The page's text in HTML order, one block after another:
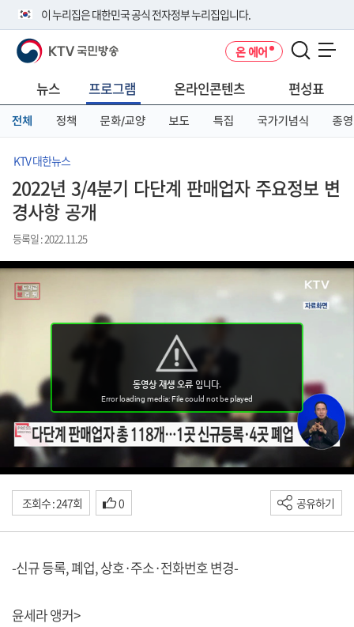
이 누리집은 대한민국 공식 전자정부 누리집입니다.
공식 누리집 주소 확인하기
니다.
이밖에 or.kr 또는 .kr등 다른 도메인 주소를 사용하고 있다면 아래 URL에
서 도메인 주소를 확인해 보세요
KTV 국민방송 온 에어
뉴스 프로그램 온라인콘텐츠 편성표
전체 정책 문화/교양 보도 특집 국가기념식 종영
KTV 대한뉴스
2022년 3/4분기 다단계 판매업자 주요정보 변
경사항 공개
등록일 : 2022.11.25
조회수 : 247회 0 공유하기
-신규 등록, 폐업, 상호·주소·전화번호 변경-
윤세라 앵커>